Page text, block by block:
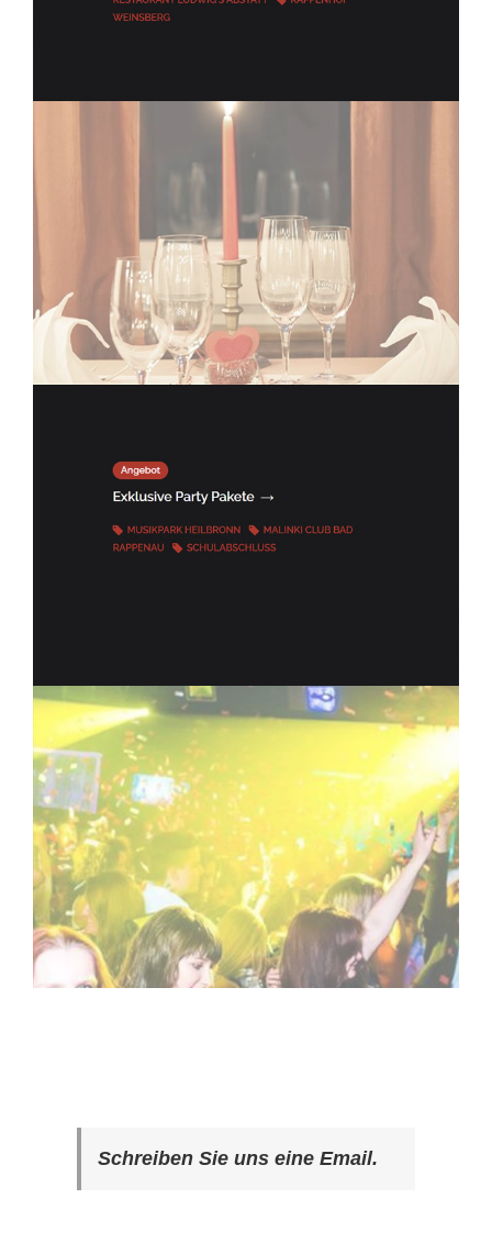
Schreiben Sie uns eine Email.